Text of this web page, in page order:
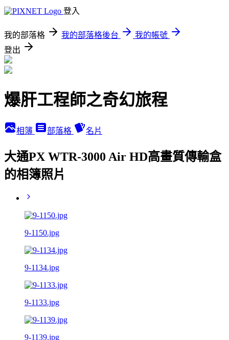
登入
我的部落格 我的部落格後台
我的帳號
登出
爆肝工程師之奇幻旅程
相簿 部落格 名片
大通PX WTR-3000 Air HD高畫質傳輸盒
的相簿照片
9-1150.jpg
9-1134.jpg
9-1133.jpg
9-1139.jpg